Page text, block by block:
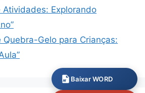
Atividades: Explorando
Quebra-Gelo para Crianças:
Baixar WORD